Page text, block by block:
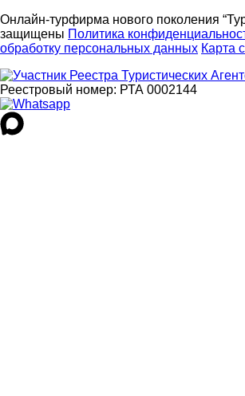
Онлайн-турфирма нового поколения
защищены Политика
обработку персональных данных Карта
Реестровый номер: РТА 0002144